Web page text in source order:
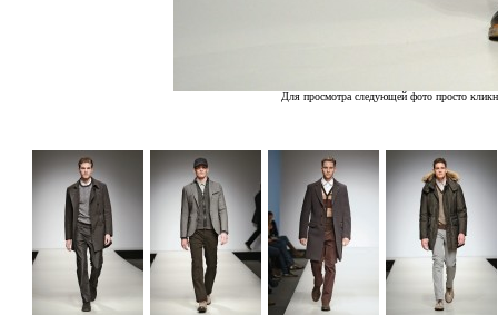
Для просмотра следующей фото просто